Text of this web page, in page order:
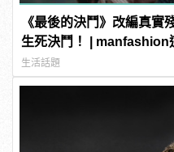
《最後的決鬥》改編真實
生死決鬥！ | manfashion
生活話題